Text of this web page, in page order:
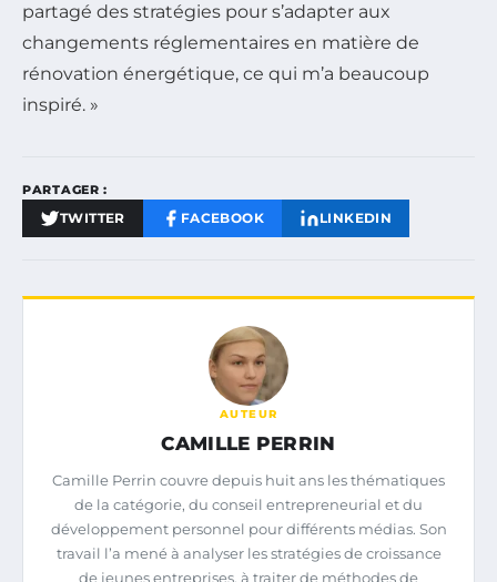
partagé des stratégies pour s’adapter aux
changements réglementaires en matière de
rénovation énergétique, ce qui m’a beaucoup
inspiré. »
PARTAGER :
TWITTER FACEBOOK LINKEDIN
AUTEUR
CAMILLE PERRIN
Camille Perrin couvre depuis huit ans les thématiques
de la catégorie, du conseil entrepreneurial et du
développement personnel pour différents médias. Son
travail l’a mené à analyser les stratégies de croissance
de jeunes entreprises, à traiter de méthodes de